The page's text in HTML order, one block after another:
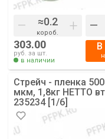
– короб. + –
303.00
руб. за шт.
в наличии
В
Стрейч - пленка
мкм, 1,8кг НЕТТО
235234 [1/6]